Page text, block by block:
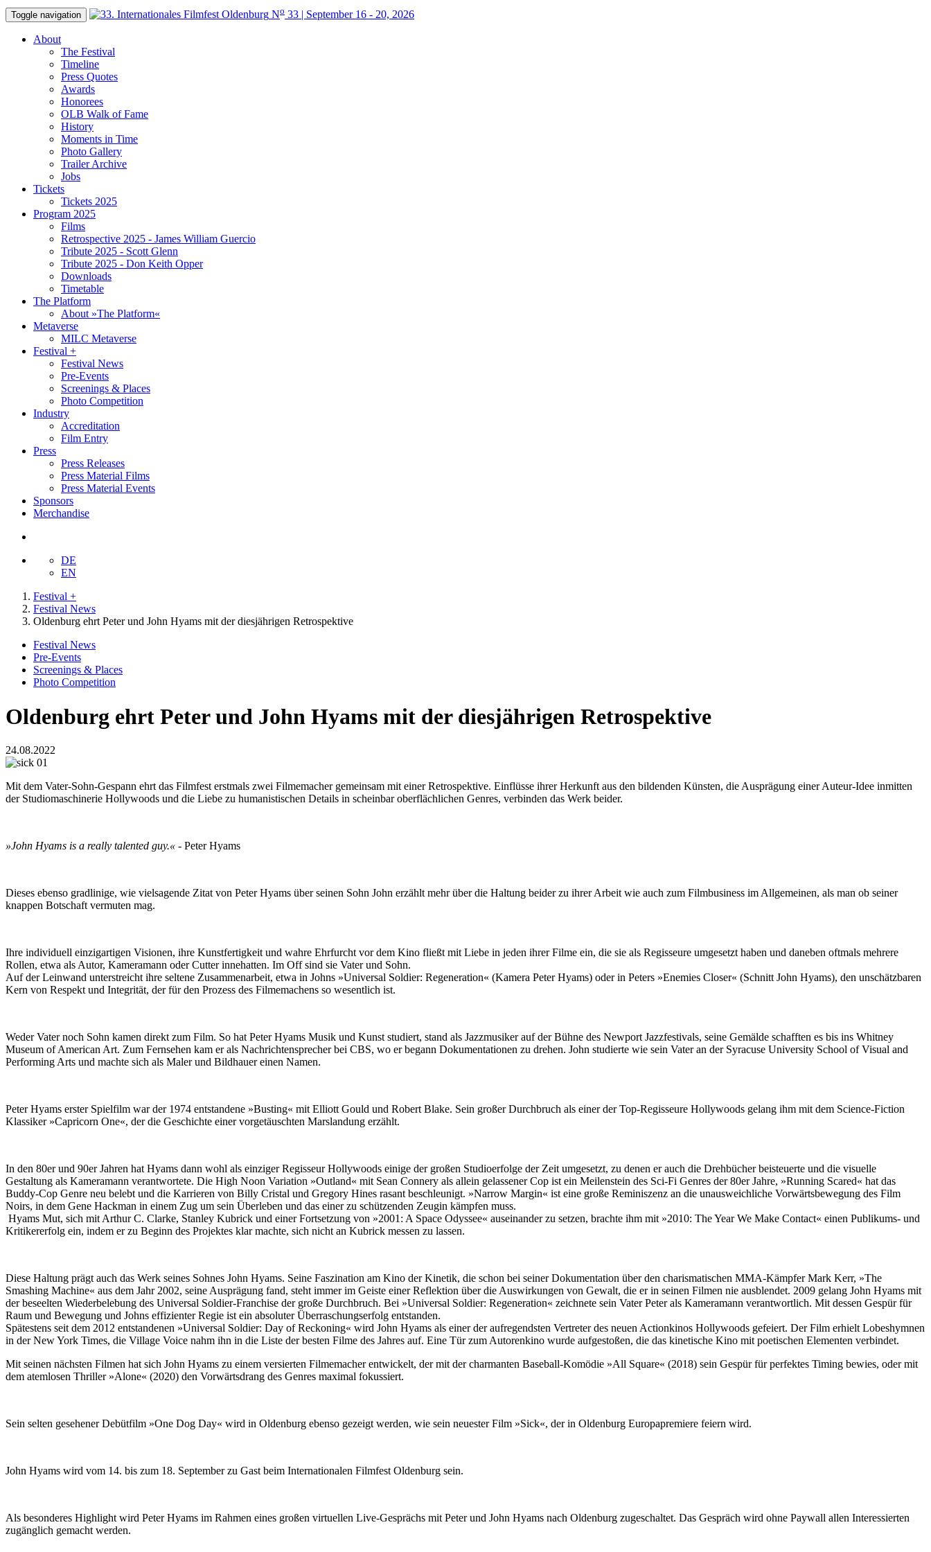
Toggle navigation No 33 | September 16 - 20, 2026
About
The Festival
Timeline
Press Quotes
Awards
Honorees
OLB Walk of Fame
History
Moments in Time
Photo Gallery
Trailer Archive
Jobs
Tickets
Tickets 2025
Program 2025
Films
Retrospective 2025 - James William Guercio
Tribute 2025 - Scott Glenn
Tribute 2025 - Don Keith Opper
Downloads
Timetable
The Platform
About »The Platform«
Metaverse
MILC Metaverse
Festival +
Festival News
Pre-Events
Screenings & Places
Photo Competition
Industry
Accreditation
Film Entry
Press
Press Releases
Press Material Films
Press Material Events
Sponsors
Merchandise
DE
EN
Festival +
Festival News
Oldenburg ehrt Peter und John Hyams mit der diesjährigen Retrospektive
Festival News
Pre-Events
Screenings & Places
Photo Competition
Oldenburg ehrt Peter und John Hyams mit der diesjährigen Retrospektive
24.08.2022
Mit dem Vater-Sohn-Gespann ehrt das Filmfest erstmals zwei Filmemacher gemeinsam mit einer Retrospektive. Einflüsse ihrer Herkunft aus den bildenden Künsten, die Ausprägung einer Auteur-Idee inmitten
der Studiomaschinerie Hollywoods und die Liebe zu humanistischen Details in scheinbar oberflächlichen Genres, verbinden das Werk beider.
»John Hyams is a really talented guy.« - Peter Hyams
Dieses ebenso gradlinige, wie vielsagende Zitat von Peter Hyams über seinen Sohn John erzählt mehr über die Haltung beider zu ihrer Arbeit wie auch zum Filmbusiness im Allgemeinen, als man ob seiner
knappen Botschaft vermuten mag.
Ihre individuell einzigartigen Visionen, ihre Kunstfertigkeit und wahre Ehrfurcht vor dem Kino fließt mit Liebe in jeden ihrer Filme ein, die sie als Regisseure umgesetzt haben und daneben oftmals mehrere
Rollen, etwa als Autor, Kameramann oder Cutter innehatten. Im Off sind sie Vater und Sohn.
Auf der Leinwand unterstreicht ihre seltene Zusammenarbeit, etwa in Johns »Universal Soldier: Regeneration« (Kamera Peter Hyams) oder in Peters »Enemies Closer« (Schnitt John Hyams), den unschätzbaren
Kern von Respekt und Integrität, der für den Prozess des Filmemachens so wesentlich ist.
Weder Vater noch Sohn kamen direkt zum Film. So hat Peter Hyams Musik und Kunst studiert, stand als Jazzmusiker auf der Bühne des Newport Jazzfestivals, seine Gemälde schafften es bis ins Whitney
Museum of American Art. Zum Fernsehen kam er als Nachrichtensprecher bei CBS, wo er begann Dokumentationen zu drehen. John studierte wie sein Vater an der Syracuse University School of Visual and
Performing Arts und machte sich als Maler und Bildhauer einen Namen.
Peter Hyams erster Spielfilm war der 1974 entstandene »Busting« mit Elliott Gould und Robert Blake. Sein großer Durchbruch als einer der Top-Regisseure Hollywoods gelang ihm mit dem Science-Fiction
Klassiker »Capricorn One«, der die Geschichte einer vorgetäuschten Marslandung erzählt.
In den 80er und 90er Jahren hat Hyams dann wohl als einziger Regisseur Hollywoods einige der großen Studioerfolge der Zeit umgesetzt, zu denen er auch die Drehbücher beisteuerte und die visuelle
Gestaltung als Kameramann verantwortete. Die High Noon Variation »Outland« mit Sean Connery als allein gelassener Cop ist ein Meilenstein des Sci-Fi Genres der 80er Jahre, »Running Scared« hat das
Buddy-Cop Genre neu belebt und die Karrieren von Billy Cristal und Gregory Hines rasant beschleunigt. »Narrow Margin« ist eine große Reminiszenz an die unausweichliche Vorwärtsbewegung des Film
Noirs, in dem Gene Hackman in einem Zug um sein Überleben und das einer zu schützenden Zeugin kämpfen muss.
Hyams Mut, sich mit Arthur C. Clarke, Stanley Kubrick und einer Fortsetzung von »2001: A Space Odyssee« auseinander zu setzen, brachte ihm mit »2010: The Year We Make Contact« einen Publikums- und
Kritikererfolg ein, indem er zu Beginn des Projektes klar machte, sich nicht an Kubrick messen zu lassen.
Diese Haltung prägt auch das Werk seines Sohnes John Hyams. Seine Faszination am Kino der Kinetik, die schon bei seiner Dokumentation über den charismatischen MMA-Kämpfer Mark Kerr, »The
Smashing Machine« aus dem Jahr 2002, seine Ausprägung fand, steht immer im Geiste einer Reflektion über die Auswirkungen von Gewalt, die er in seinen Filmen nie ausblendet. 2009 gelang John Hyams mit
der beseelten Wiederbelebung des Universal Soldier-Franchise der große Durchbruch. Bei »Universal Soldier: Regeneration« zeichnete sein Vater Peter als Kameramann verantwortlich. Mit dessen Gespür für
Raum und Bewegung und Johns effizienter Regie ist ein absoluter Überraschungserfolg entstanden.
Spätestens seit dem 2012 entstandenen »Universal Soldier: Day of Reckoning« wird John Hyams als einer der aufregendsten Vertreter des neuen Actionkinos Hollywoods gefeiert. Der Film erhielt Lobeshymnen
in der New York Times, die Village Voice nahm ihn in die Liste der besten Filme des Jahres auf. Eine Tür zum Autorenkino wurde aufgestoßen, die das kinetische Kino mit poetischen Elementen verbindet.
Mit seinen nächsten Filmen hat sich John Hyams zu einem versierten Filmemacher entwickelt, der mit der charmanten Baseball-Komödie »All Square« (2018) sein Gespür für perfektes Timing bewies, oder mit
dem atemlosen Thriller »Alone« (2020) den Vorwärtsdrang des Genres maximal fokussiert.
Sein selten gesehener Debütfilm »One Dog Day« wird in Oldenburg ebenso gezeigt werden, wie sein neuester Film »Sick«, der in Oldenburg Europapremiere feiern wird.
John Hyams wird vom 14. bis zum 18. September zu Gast beim Internationalen Filmfest Oldenburg sein.
Als besonderes Highlight wird Peter Hyams im Rahmen eines großen virtuellen Live-Gesprächs mit Peter und John Hyams nach Oldenburg zugeschaltet. Das Gespräch wird ohne Paywall allen Interessierten
zugänglich gemacht werden.